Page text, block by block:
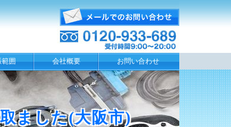
範囲 会社概要 お問い合わせ
ました(大阪市)